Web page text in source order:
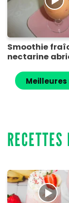
Smoothie
nectarine